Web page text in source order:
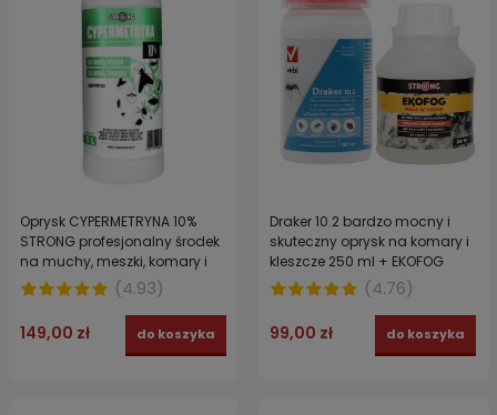
Oprysk CYPERMETRYNA 10%
STRONG profesjonalny środek
na muchy, meszki, komary i
pająki 1 l
(4.93)
149,00 zł do koszyka
Draker 10.2 bardzo mocny i
skuteczny oprysk na komary i
kleszcze 250 ml + EKOFOG
ekologiczny utrwalacz 250 ml
(4.76)
99,00 zł do koszyka